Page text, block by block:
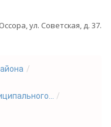
ул. Советская, д. 37.
/
/